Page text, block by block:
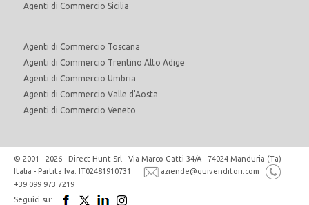
Agenti di Commercio Sicilia
Agenti di Commercio Toscana
Agenti di Commercio Trentino Alto Adige
Agenti di Commercio Umbria
Agenti di Commercio Valle d'Aosta
Agenti di Commercio Veneto
© 2001 - 2026 Direct Hunt Srl - Via Marco Gatti 34/A - 74024 Manduria (Ta)
Italia - Partita Iva: IT02481910731
aziende@quivenditori.com
+39 099 973 7219
Seguici su: